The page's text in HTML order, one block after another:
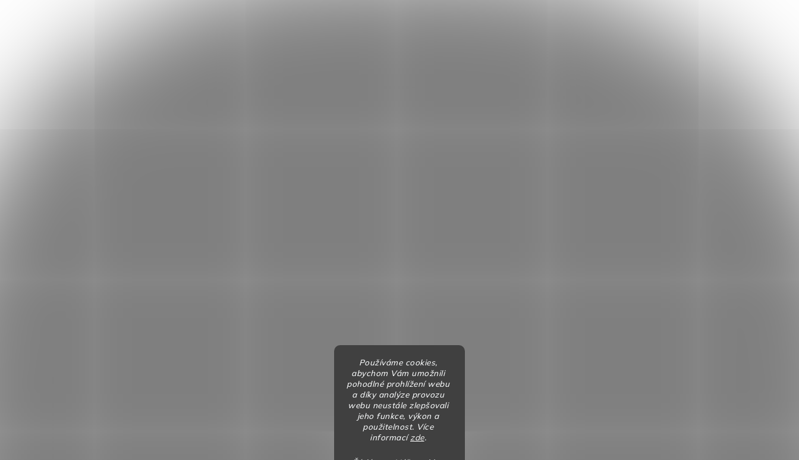
Používáme cookies,
abychom Vám umožnili
pohodlné prohlížení webu
a díky analýze provozu
webu neustále zlepšovali
jeho funkce, výkon a
použitelnost. Více
informacízde.